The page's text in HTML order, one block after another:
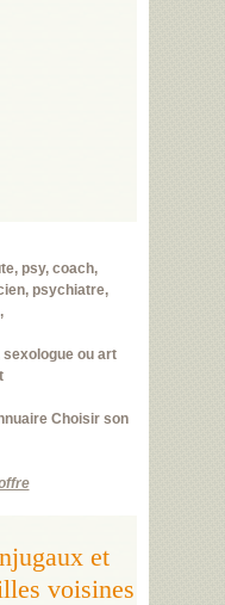
psy, coach,
psychiatre,
ou art
Choisir son
et
voisines